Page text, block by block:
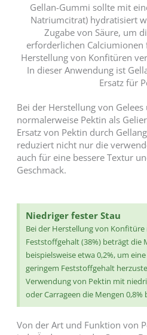
Gellan-Gummi sollte mit
Natriumcitrat) hydratisiert
Zugabe von Säure, um
erforderlichen
Herstellung von Konfitüren
In dieser Anwendung ist
Ersatz für
Bei der Herstellung von
normalerweise Pektin als
Ersatz von Pektin durch
reduziert nicht nur die
auch für eine bessere Textur
Geschmack.
Niedriger fester Stau
Bei der Herstellung von
Feststoffgehalt (38%) beträgt die
beispielsweise etwa 0,2%, um
geringem Feststoffgehalt
Verwendung von Pektin mit
oder Carrageen die Mengen 0,8%
Von der Art und Funktion von